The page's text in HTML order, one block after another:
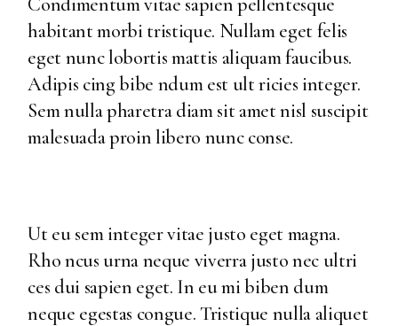
habitant morbi tristique. Nullam eget felis
eget nunc lobortis mattis aliquam faucibus.
Adipis cing bibe ndum est ult ricies integer.
Sem nulla pharetra diam sit amet nisl suscipit
malesuada proin libero nunc conse.
Ut eu sem integer vitae justo eget magna.
Rho ncus urna neque viverra justo nec ultri
ces dui sapien eget. In eu mi biben dum
neque egestas congue. Tristique nulla aliquet